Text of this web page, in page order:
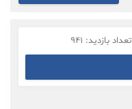
تعداد بازدید: 941